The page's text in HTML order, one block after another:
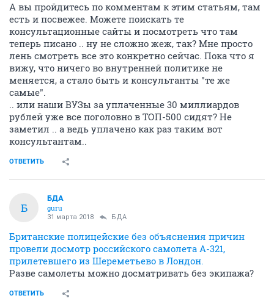
А вы пройдитесь по комментам к этим статьям, там
есть и посвежее. Можете поискать те
консультационные сайты и посмотреть что там
теперь писано .. ну не сложно жеж, так? Мне просто
лень смотреть все это конкретно сейчас. Пока что я
вижу, что ничего во внутренней политике не
меняется, а стало быть и консультанты "те же
самые".
.. или наши ВУЗы за уплаченные 30 миллиардов
рублей уже все поголовно в ТОП-500 сидят? Не
заметил .. а ведь уплачено как раз таким вот
консультантам..
ОТВЕТИТЬ
Б
БДА
guru
31 марта 2018 БДА
Британские полицейские без объяснения причин
провели досмотр российского самолета А-321,
прилетевшего из Шереметьево в Лондон.
Разве самолеты можно досматривать без экипажа?
ОТВЕТИТЬ